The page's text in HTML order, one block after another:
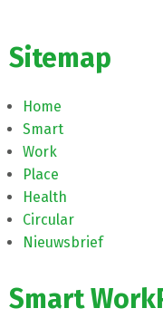
Sitemap
Home
Smart
Work
Place
Health
Circular
Nieuwsbrief
Smart